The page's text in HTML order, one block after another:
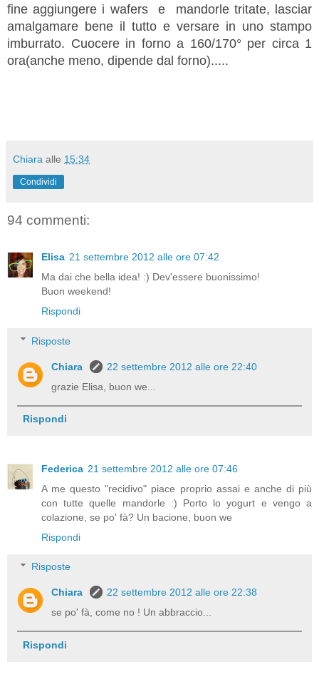
fine aggiungere i wafers e mandorle tritate, lasciar
amalgamare bene il tutto e versare in uno stampo
imburrato. Cuocere in forno a 160/170° per circa 1
ora(anche meno, dipende dal forno).....
Chiara alle 15:34
Condividi
94 commenti:
Elisa 21 settembre 2012 alle ore 07:42
Ma dai che bella idea! :) Dev'essere buonissimo!
Buon weekend!
Rispondi
Risposte
Chiara
22 settembre 2012 alle ore 22:40
grazie Elisa, buon we...
Rispondi
Federica 21 settembre 2012 alle ore 07:46
A me questo "recidivo" piace proprio assai e anche di più
con tutte quelle mandorle :) Porto lo yogurt e vengo a
colazione, se po' fà? Un bacione, buon we
Rispondi
Risposte
Chiara
22 settembre 2012 alle ore 22:38
se po' fà, come no ! Un abbraccio...
Rispondi